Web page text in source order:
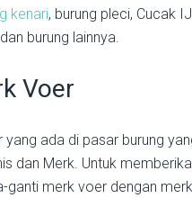
kenari, burung pleci, Cucak
burung lainnya.
Voer
yang ada di pasar burung
dan Merk. Untuk
ganti merk voer dengan